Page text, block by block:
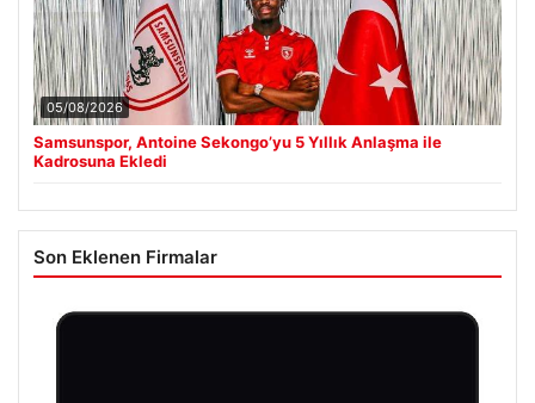
05/08/2026
Samsunspor, Antoine Sekongo’yu 5 Yıllık Anlaşma ile
Kadrosuna Ekledi
Son Eklenen Firmalar